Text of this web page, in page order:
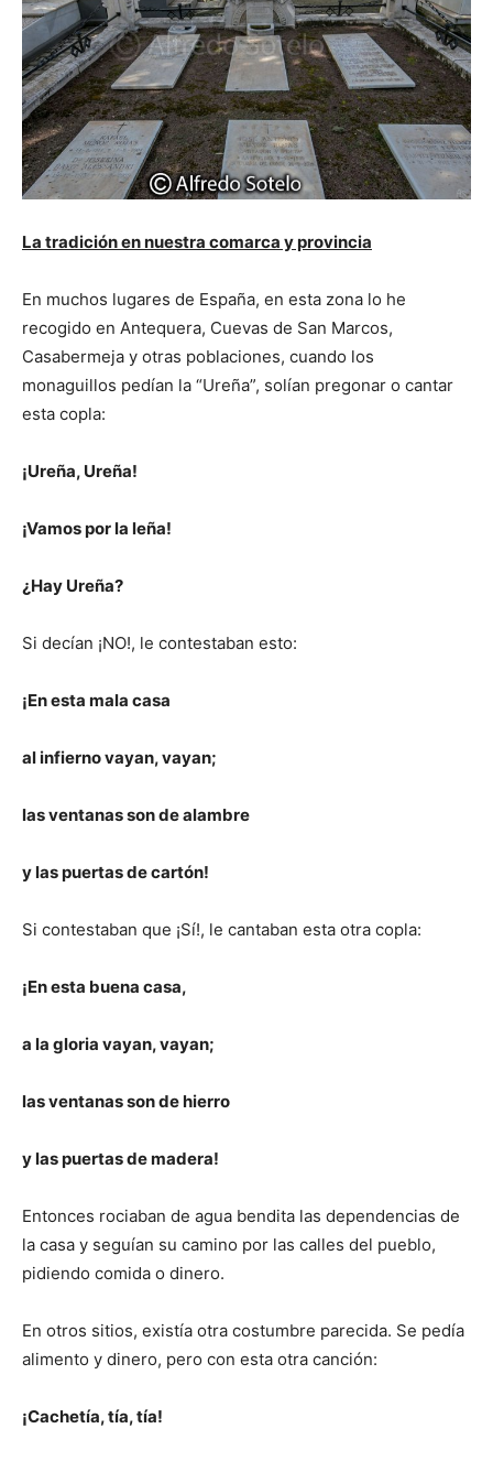
La tradición en nuestra comarca y provincia
En muchos lugares de España, en esta zona lo he
recogido en Antequera, Cuevas de San Marcos,
Casabermeja y otras poblaciones, cuando los
monaguillos pedían la “Ureña”, solían pregonar o cantar
esta copla:
¡Ureña, Ureña!
¡Vamos por la leña!
¿Hay Ureña?
Si decían ¡NO!, le contestaban esto:
¡En esta mala casa
al infierno vayan, vayan;
las ventanas son de alambre
y las puertas de cartón!
Si contestaban que ¡Sí!, le cantaban esta otra copla:
¡En esta buena casa,
a la gloria vayan, vayan;
las ventanas son de hierro
y las puertas de madera!
Entonces rociaban de agua bendita las dependencias de
la casa y seguían su camino por las calles del pueblo,
pidiendo comida o dinero.
En otros sitios, existía otra costumbre parecida. Se pedía
alimento y dinero, pero con esta otra canción:
¡Cachetía, tía, tía!